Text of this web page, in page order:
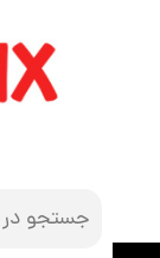
حساب کاربری من
تغییر گذر واژه
خروج از حساب